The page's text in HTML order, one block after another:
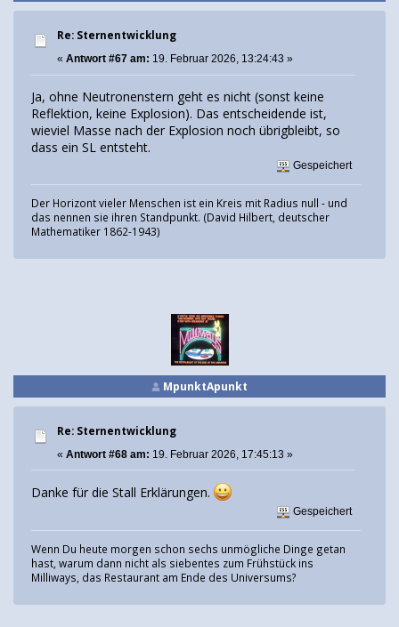
Re: Sternentwicklung
« Antwort #67 am: 19. Februar 2026, 13:24:43 »
Ja, ohne Neutronenstern geht es nicht (sonst keine
Reflektion, keine Explosion). Das entscheidende ist,
wieviel Masse nach der Explosion noch übrigbleibt, so
dass ein SL entsteht.
Gespeichert
Der Horizont vieler Menschen ist ein Kreis mit Radius null - und
das nennen sie ihren Standpunkt. (David Hilbert, deutscher
Mathematiker 1862-1943)
MpunktApunkt
Re: Sternentwicklung
« Antwort #68 am: 19. Februar 2026, 17:45:13 »
Danke für die Stall Erklärungen.
Gespeichert
Wenn Du heute morgen schon sechs unmögliche Dinge getan
hast, warum dann nicht als siebentes zum Frühstück ins
Milliways, das Restaurant am Ende des Universums?